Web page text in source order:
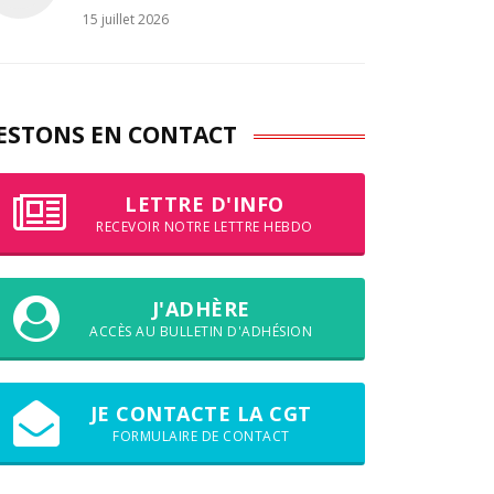
15 juillet 2026
EN CONTACT
LETTRE D'INFO
RECEVOIR NOTRE LETTRE HEBDO
J'ADHÈRE
ACCÈS AU BULLETIN D'ADHÉSION
JE CONTACTE LA CGT
FORMULAIRE DE CONTACT